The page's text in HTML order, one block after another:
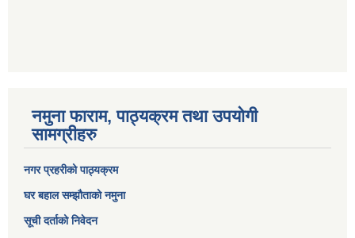
नमुना फाराम, पाठ्यक्रम तथा उपयोगी
सामग्रीहरु
नगर प्रहरीको पाठ्यक्रम
घर बहाल सम्झौताको नमुना
सूची दर्ताको निवेदन